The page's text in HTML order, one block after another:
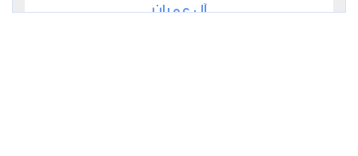
آل عمران